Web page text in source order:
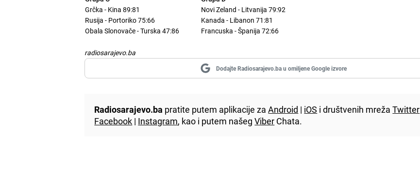
Grčka - Kina 89:81
Rusija - Portoriko 75:66
Obala Slonovače - Turska 47:86
Novi Zeland - Litvanija 79:92
Kanada - Libanon 71:81
Francuska - Španija 72:66
radiosarajevo.ba
Dodajte Radiosarajevo.ba u omiljene Google izvore
Radiosarajevo.ba pratite putem aplikacije zaAndroid | iOS i društvenih mrežaTwitter
Facebook | Instagram, kao i putem našegViber Chata.